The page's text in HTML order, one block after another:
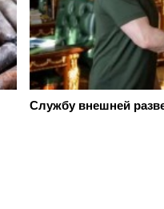
Службу внешней